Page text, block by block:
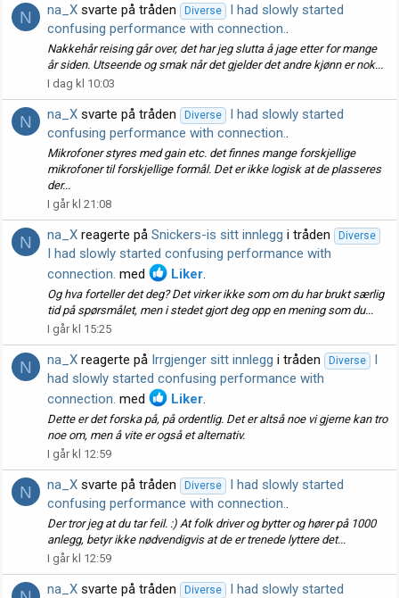
N na_X svarte på tråden Diverse
I had slowly started
confusing performance with connection..
Nakkehår reising går over, det har jeg slutta å jage etter for mange
år siden. Utseende og smak når det gjelder det andre kjønn er nok...
I dag kl 10:03
N na_X svarte på tråden Diverse
I had slowly started
confusing performance with connection..
Mikrofoner styres med gain etc. det finnes mange forskjellige
mikrofoner til forskjellige formål. Det er ikke logisk at de plasseres
der...
I går kl 21:08
N na_X reagerte på Snickers-is sitt innlegg i tråden Diverse
I had slowly started confusing performance with
connection. med Liker.
Og hva forteller det deg? Det virker ikke som om du har brukt særlig
tid på spørsmålet, men i stedet gjort deg opp en mening som du...
I går kl 15:25
N na_X reagerte på Irrgjenger sitt innlegg i tråden Diverse
I
had slowly started confusing performance with
connection. med Liker.
Dette er det forska på, på ordentlig. Det er altså noe vi gjerne kan tro
noe om, men å vite er også et alternativ.
I går kl 12:59
N na_X svarte på tråden Diverse
I had slowly started
confusing performance with connection..
Der tror jeg at du tar feil. :) At folk driver og bytter og hører på 1000
anlegg, betyr ikke nødvendigvis at de er trenede lyttere det...
I går kl 12:59
na_X svarte på tråden Diverse
I had slowly started